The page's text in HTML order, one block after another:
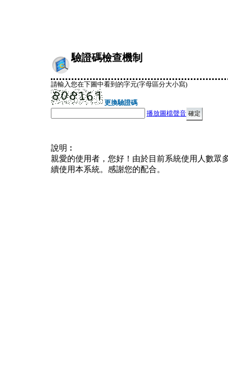
驗證碼檢查機制
請輸入您在下圖中看到的字元(字母區分大小寫)
更換驗證碼
播放圖檔聲音
說明︰
親愛的使用者，您好！由於目前系統使用人數眾
續使用本系統。感謝您的配合。